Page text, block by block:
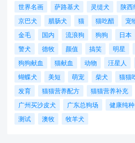
世界名画 萨路基犬 灵缇犬 陕西
京巴犬
腊肠犬 猫 猫吃醋 宠
金毛
国内 流浪狗 狗狗 日本
警犬
德牧 颜值 搞笑 明星
狗狗献血
猫献血 动物 汪星人
蝴蝶犬
美短 萌宠 柴犬 猫猫
发育
猫猫营养配方 猫猫营养补充
广州买沙皮犬
广东总狗场 健康纯种
测试
澳牧 牧羊犬